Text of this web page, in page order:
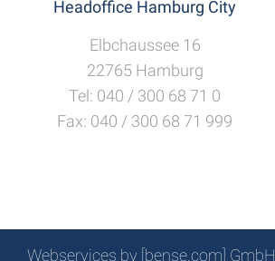
Headoffice Hamburg City
Elbchaussee 16
22765 Hamburg
Tel: 040 / 300 68 71 0
Fax: 040 / 300 68 71 999
Webservices by [bense.com] GmbH